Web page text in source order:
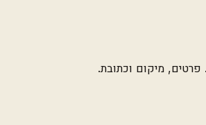
פרטים, מיקום וכתובת.